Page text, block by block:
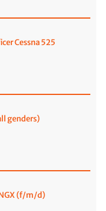
Cessna 525
genders)
(f/m/d)